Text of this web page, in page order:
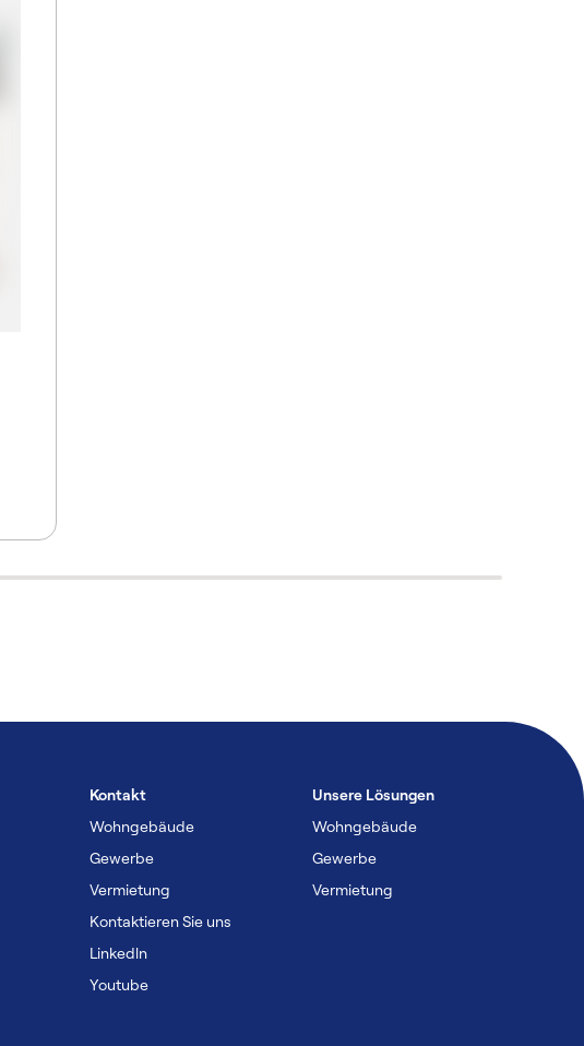
Kontakt
Wohngebäude
Gewerbe
Vermietung
Kontaktieren Sie uns
Linkedln
Youtube
Unsere Lösungen
Wohngebäude
Gewerbe
Vermietung